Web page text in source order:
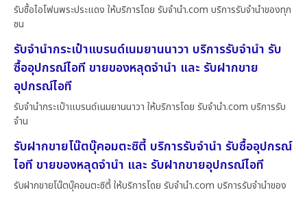
รับซื้อไอโฟนพระประแดง ให้บริการโดย รับจํานํา.com บริการรับจำนำของทุก
ชน
รับจำนำกระเป๋าแบรนด์เนมยานนาวา บริการรับจำนำ รับ
ซื้ออุปกรณ์ไอที ขายของหลุดจำนำ และ รับฝากขาย
อุปกรณ์ไอที
รับจำนำกระเป๋าแบรนด์เนมยานนาวา ให้บริการโดย รับจํานํา.com บริการรับ
จำน
รับฝากขายโน๊ตบุ๊คอมตะซิตี้ บริการรับจำนำ รับซื้ออุปกรณ์
ไอที ขายของหลุดจำนำ และ รับฝากขายอุปกรณ์ไอที
รับฝากขายโน๊ตบุ๊คอมตะซิตี้ ให้บริการโดย รับจํานํา.com บริการรับจำนำของ